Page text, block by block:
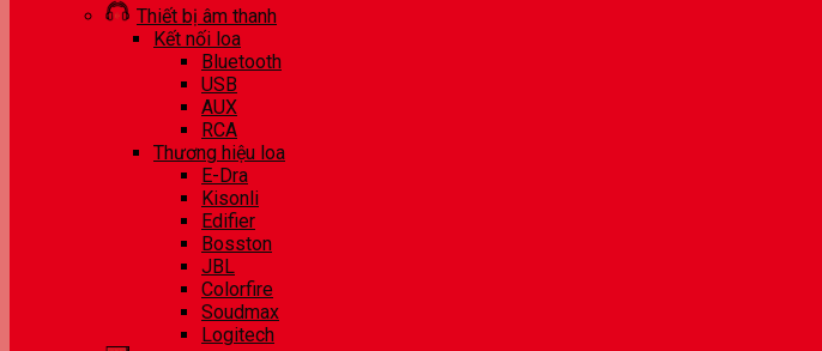
Thiết bị âm thanh
Kết nối loa
Bluetooth
USB
AUX
RCA
Thương hiệu loa
E-Dra
Kisonli
Edifier
Bosston
JBL
Colorfire
Soudmax
Logitech